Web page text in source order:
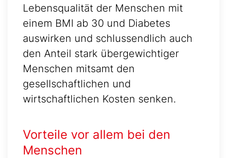
Lebensqualität der Menschen mit
einem BMI ab 30 und Diabetes
auswirken und schlussendlich auch
den Anteil stark übergewichtiger
Menschen mitsamt den
gesellschaftlichen und
wirtschaftlichen Kosten senken.
Vorteile vor allem bei den
Menschen